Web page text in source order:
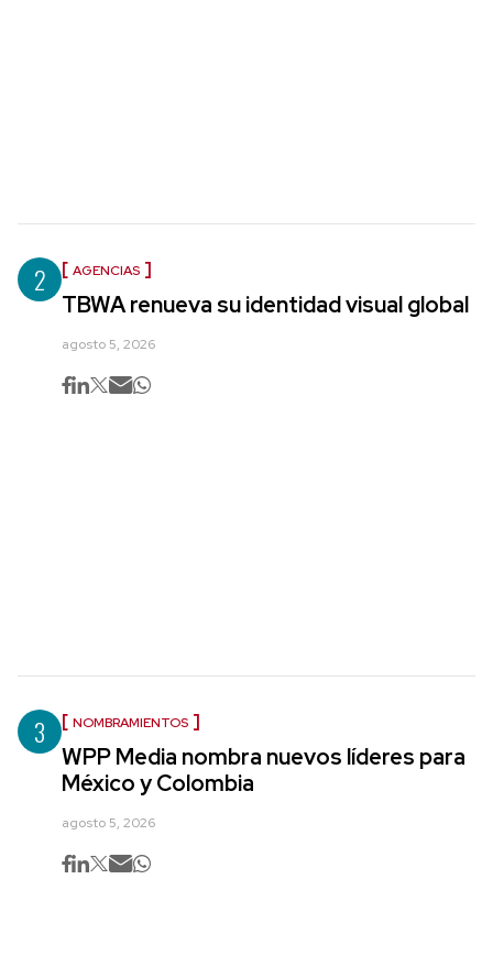
2 AGENCIAS
TBWA renueva su identidad visual global
agosto 5, 2026
3 NOMBRAMIENTOS
WPP Media nombra nuevos líderes para
México y Colombia
agosto 5, 2026